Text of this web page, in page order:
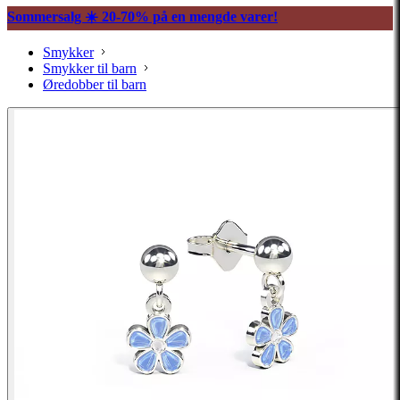
Sommersalg ☀️ 20-70% på en mengde varer!
Smykker
Smykker til barn
Øredobber til barn